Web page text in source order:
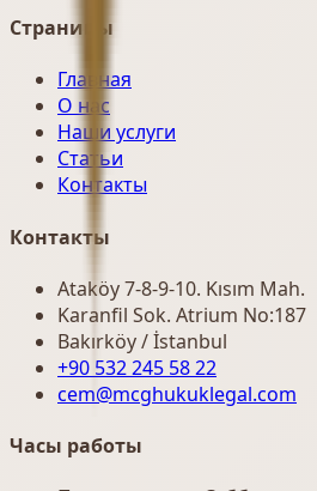
Страницы
Главная
О нас
Наши услуги
Статьи
Контакты
Контакты
Ataköy 7-8-9-10. Kısım Mah.
Karanfil Sok. Atrium No:187
Bakırköy / İstanbul
+90 532 245 58 22
cem@mcghukuklegal.com
Часы работы